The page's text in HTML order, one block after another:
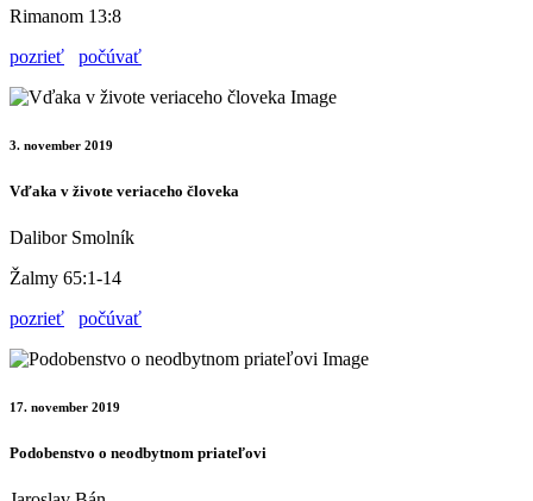
Rimanom 13:8
pozrieť
počúvať
3. november 2019
Vďaka v živote veriaceho človeka
Dalibor Smolník
Žalmy 65:1-14
pozrieť
počúvať
17. november 2019
Podobenstvo o neodbytnom priateľovi